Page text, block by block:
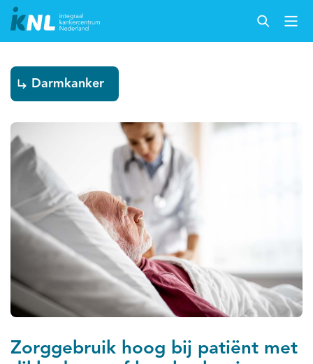
Zorggebruik hoog bij patiënt met
Darmkanker